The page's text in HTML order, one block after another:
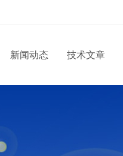
新闻动态 技术文章